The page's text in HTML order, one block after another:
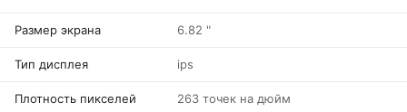
Размер экрана 6.82 "
Тип дисплея ips
Плотность пикселей 263 точек на дюйм